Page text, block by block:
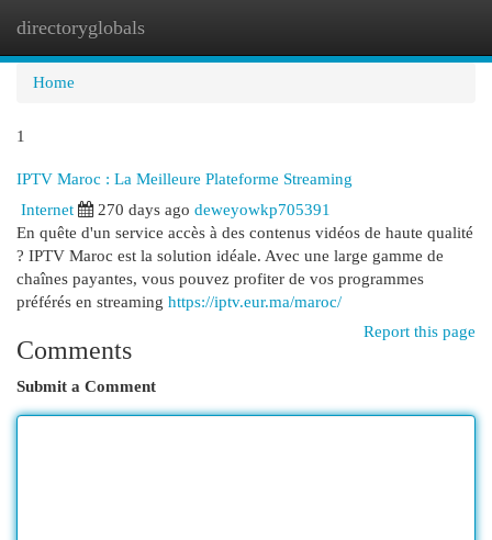
directoryglobals
Home
1
IPTV Maroc : La Meilleure Plateforme Streaming
Internet
270 days ago deweyowkp705391
En quête d'un service accès à des contenus vidéos de haute qualité
? IPTV Maroc est la solution idéale. Avec une large gamme de
chaînes payantes, vous pouvez profiter de vos programmes
préférés en streaming https://iptv.eur.ma/maroc/
Report this page
Comments
Submit a Comment